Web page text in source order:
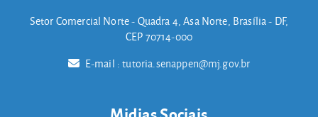
Setor Comercial Norte - Quadra 4, Asa Norte, Brasília - DF,
CEP 70714-000
E-mail :tutoria.senappen@mj.gov.br